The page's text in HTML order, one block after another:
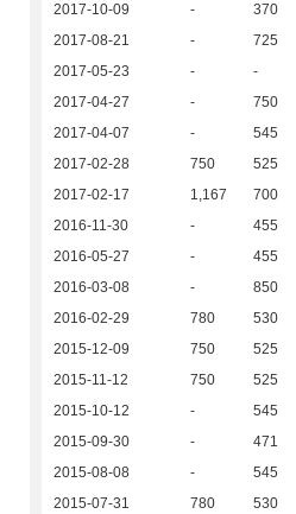
2017-10-09
- 370
2017-08-21
- 725
2017-05-23
- -
2017-04-27
- 750
2017-04-07
- 545
2017-02-28
750 525
2017-02-17
1,167 700
2016-11-30
- 455
2016-05-27
- 455
2016-03-08
- 850
2016-02-29
780 530
2015-12-09
750 525
2015-11-12
750 525
2015-10-12
- 545
2015-09-30
- 471
2015-08-08
- 545
2015-07-31
780 530